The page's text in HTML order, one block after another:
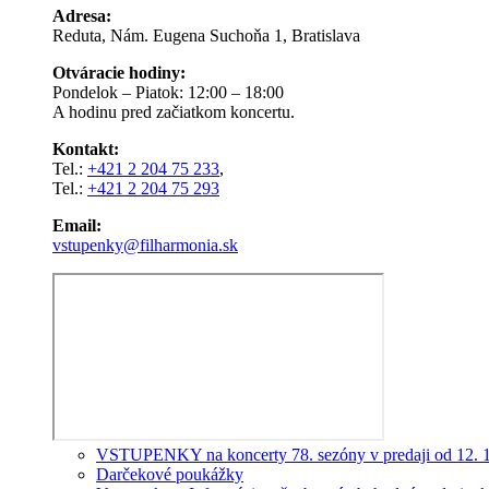
Adresa:
Reduta, Nám. Eugena Suchoňa 1, Bratislava
Otváracie hodiny:
Pondelok – Piatok: 12:00 – 18:00
A hodinu pred začiatkom koncertu.
Kontakt:
Tel.: +421 2 204 75 233,
Tel.: +421 2 204 75 293
Email:
vstupenky@filharmonia.sk
VSTUPENKY na koncerty 78. sezóny v predaji od 12.
Darčekové poukážky